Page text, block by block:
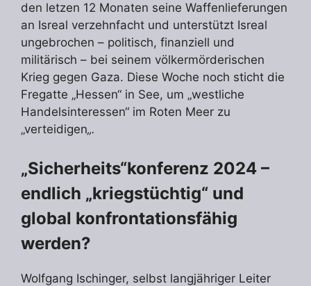
den letzen 12 Monaten seine Waffenlieferungen
an Isreal verzehnfacht und unterstützt Isreal
ungebrochen – politisch, finanziell und
militärisch – bei seinem völkermörderischen
Krieg gegen Gaza. Diese Woche noch sticht die
Fregatte „Hessen“ in See, um „westliche
Handelsinteressen“ im Roten Meer zu
„verteidigen„.
„Sicherheits“konferenz 2024 –
endlich „kriegstüchtig“ und
global konfrontationsfähig
werden?
Wolfgang Ischinger, selbst langjähriger Leiter